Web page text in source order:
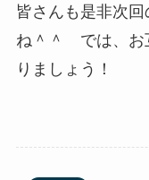
皆さんも是非次
ね＾＾ では、お
りましょう！